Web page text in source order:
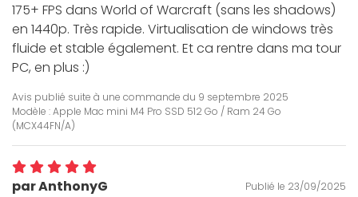
175+ FPS dans World of Warcraft (sans les shadows)
en 1440p. Très rapide. Virtualisation de windows très
fluide et stable également. Et ca rentre dans ma tour
PC, en plus :)
Avis publié suite à une commande du 9 septembre 2025
Modèle : Apple Mac mini M4 Pro SSD 512 Go / Ram 24 Go
(MCX44FN/A)
par AnthonyG Publié le 23/09/2025